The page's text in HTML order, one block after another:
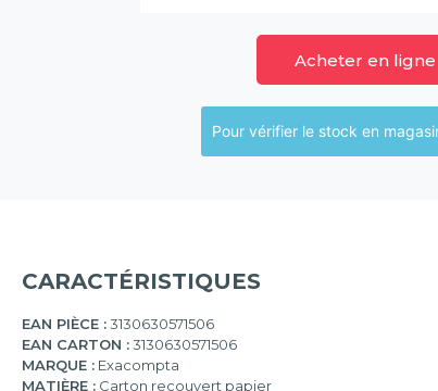
Acheter en ligne
CARACTÉRISTIQUES
EAN PIÈCE :3130630571506
EAN CARTON :3130630571506
MARQUE : Exacompta
MATIÈRE : Carton recouvert papier